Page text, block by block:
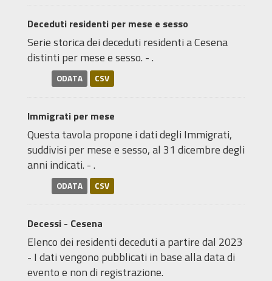
Deceduti residenti per mese e sesso
Serie storica dei deceduti residenti a Cesena
distinti per mese e sesso. - .
ODATA CSV
Immigrati per mese
Questa tavola propone i dati degli Immigrati,
suddivisi per mese e sesso, al 31 dicembre degli
anni indicati. - .
ODATA CSV
Decessi - Cesena
Elenco dei residenti deceduti a partire dal 2023
- I dati vengono pubblicati in base alla data di
evento e non di registrazione.